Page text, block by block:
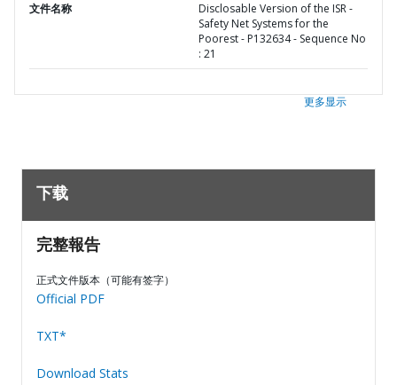
文件名称
Disclosable Version of the ISR -
Safety Net Systems for the
Poorest - P132634 - Sequence No
: 21
更多显示
下载
完整報告
正式文件版本（可能有签字）
Official PDF
TXT*
Download Stats